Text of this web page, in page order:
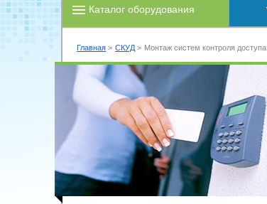
Каталог оборудования
Главная СКУД Монтаж систем контроля доступа